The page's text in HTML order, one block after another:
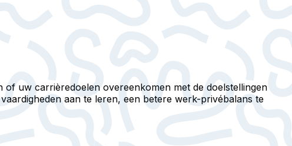
uw carrièredoelen overeenkomen met de doelstellingen
aan te leren, een betere werk-privébalans te